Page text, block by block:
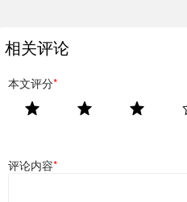
相关评论
本文评分*
评论内容*